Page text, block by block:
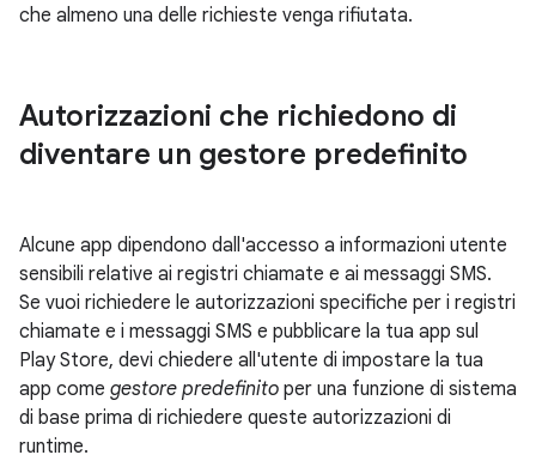
che almeno una delle richieste venga rifiutata.
Autorizzazioni che richiedono di
diventare un gestore predefinito
Alcune app dipendono dall'accesso a informazioni utente
sensibili relative ai registri chiamate e ai messaggi SMS.
Se vuoi richiedere le autorizzazioni specifiche per i registri
chiamate e i messaggi SMS e pubblicare la tua app sul
Play Store, devi chiedere all'utente di impostare la tua
app come gestore predefinito per una funzione di sistema
di base prima di richiedere queste autorizzazioni di
runtime.